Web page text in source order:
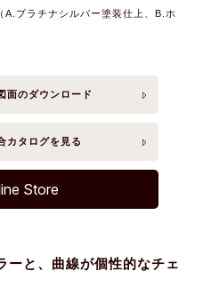
A.プラチナシルバー塗装仕上、B.ホ
面のダウンロード
カタログを 見る
Store
ーと、曲線が個性的なチェ